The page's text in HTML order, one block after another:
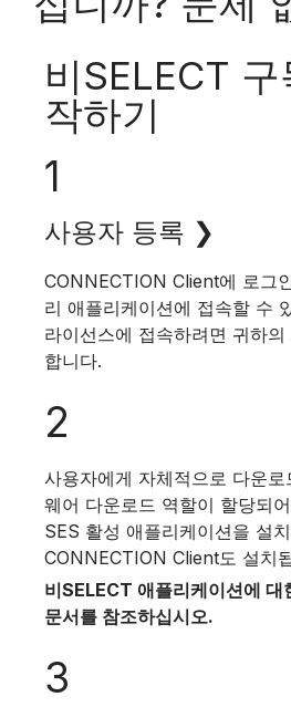
비SELECT
작하기
1
사용자 등록 ❯
CONNECTION Client에 로그
리 애플리케이션에 접속할 수
라이선스에 접속하려면 귀하
합니다.
2
사용자에게 자체적으로 다운
웨어 다운로드 역할이 할당되
SES 활성 애플리케이션을 설
CONNECTION Client도 설치
비SELECT 애플리케이션에 대
문서를 참조하십시오.
3